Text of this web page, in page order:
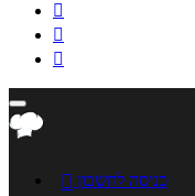



 כניסה לחשבון